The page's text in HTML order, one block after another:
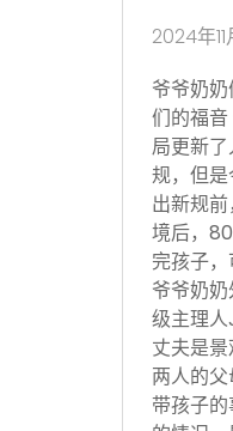
2024年
爷爷奶
们的福
局更新
规，但
出新规
境后，
完孩子
爷爷奶
级主理
丈夫是
两人的
带孩子